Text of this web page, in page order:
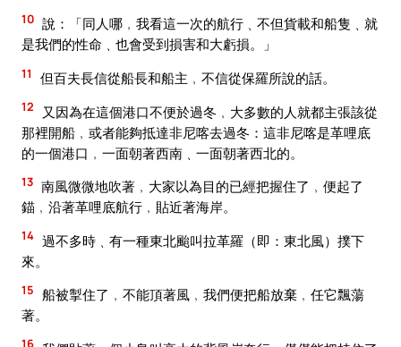
10 說：「同人哪﹐我看這一次的航行﹑不但貨載和船隻﹑就
是我們的性命﹑也會受到損害和大虧損。」
11 但百夫長信從船長和船主﹐不信從保羅所說的話。
12
又因為在這個港口不便於過冬﹐大多數的人就都主張該從
那裡開船﹐或者能夠抵達非尼喀去過冬：這非尼喀是革哩底
的一個港口﹐一面朝著西南﹑一面朝著西北的。
13 南風微微地吹著﹐大家以為目的已經把握住了﹐便起了
錨﹐沿著革哩底航行﹐貼近著海岸。
14 過不多時﹑有一種東北颱叫拉革羅（即：東北風）撲下
來。
15 船被掣住了﹐不能頂著風﹐我們便把船放棄﹐任它飄蕩
著。